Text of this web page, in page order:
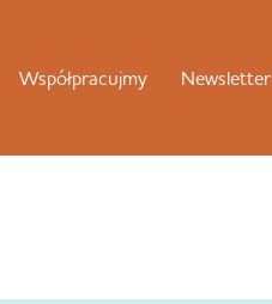
Współpracujmy Newsletter